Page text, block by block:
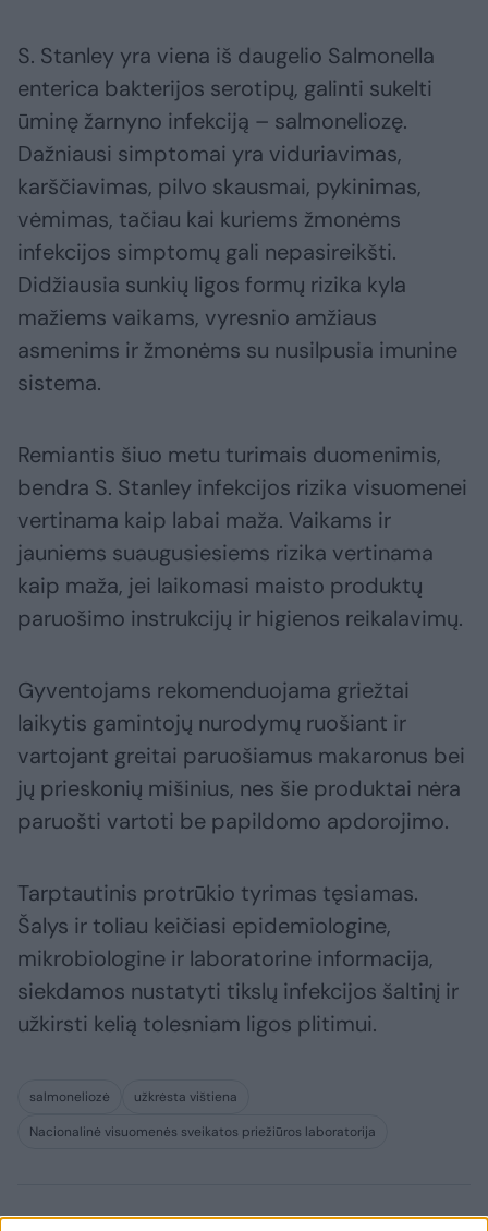
S. Stanley yra viena iš daugelio Salmonella
enterica bakterijos serotipų, galinti sukelti
ūminę žarnyno infekciją – salmoneliozę.
Dažniausi simptomai yra viduriavimas,
karščiavimas, pilvo skausmai, pykinimas,
vėmimas, tačiau kai kuriems žmonėms
infekcijos simptomų gali nepasireikšti.
Didžiausia sunkių ligos formų rizika kyla
mažiems vaikams, vyresnio amžiaus
asmenims ir žmonėms su nusilpusia imunine
sistema.
Remiantis šiuo metu turimais duomenimis,
bendra S. Stanley infekcijos rizika visuomenei
vertinama kaip labai maža. Vaikams ir
jauniems suaugusiesiems rizika vertinama
kaip maža, jei laikomasi maisto produktų
paruošimo instrukcijų ir higienos reikalavimų.
Gyventojams rekomenduojama griežtai
laikytis gamintojų nurodymų ruošiant ir
vartojant greitai paruošiamus makaronus bei
jų prieskonių mišinius, nes šie produktai nėra
paruošti vartoti be papildomo apdorojimo.
Tarptautinis protrūkio tyrimas tęsiamas.
Šalys ir toliau keičiasi epidemiologine,
mikrobiologine ir laboratorine informacija,
siekdamos nustatyti tikslų infekcijos šaltinį ir
užkirsti kelią tolesniam ligos plitimui.
salmoneliozė
užkrėsta vištiena
Nacionalinė visuomenės sveikatos priežiūros laboratorija